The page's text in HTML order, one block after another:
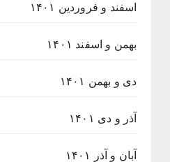
اسفند و فروردین ۱۴۰۱
بهمن و اسفند ۱۴۰۱
دی و بهمن ۱۴۰۱
آذر و دی ۱۴۰۱
آبان و آذر ۱۴۰۱